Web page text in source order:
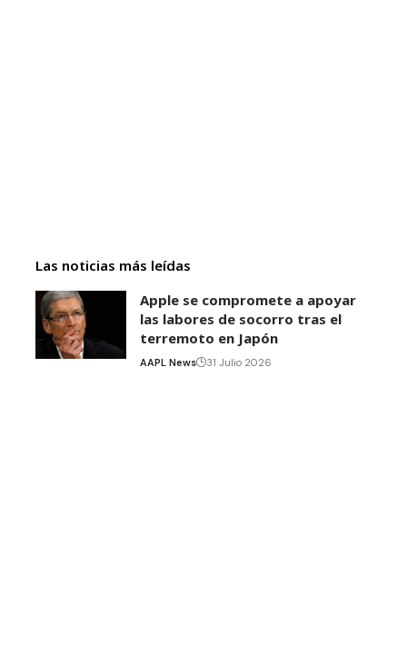
Las noticias más leídas
Apple se compromete a apoyar
las labores de socorro tras el
terremoto en Japón
AAPL News 31 Julio 2026